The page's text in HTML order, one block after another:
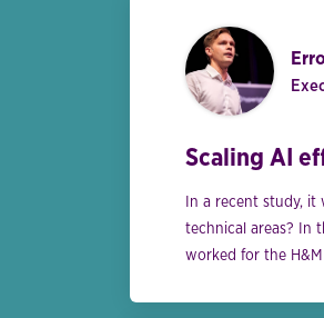
Scaling AI
In a recent study,
technical areas? In
worked for the